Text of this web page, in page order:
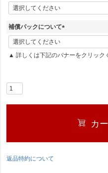
(
必
補償パックについて
(
必
須
▲ 詳しくは下記のバナーをクリック
カ
返品特約について